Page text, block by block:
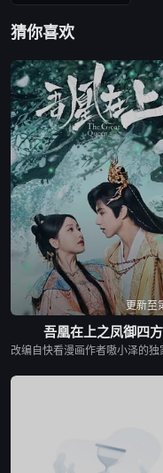
猜你喜欢
更新至
吾凰在上之凤御四方